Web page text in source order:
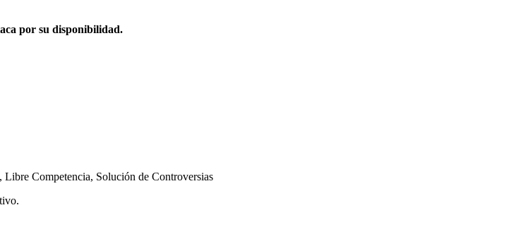
por su disponibilidad.
, Libre Competencia, Solución de Controversias